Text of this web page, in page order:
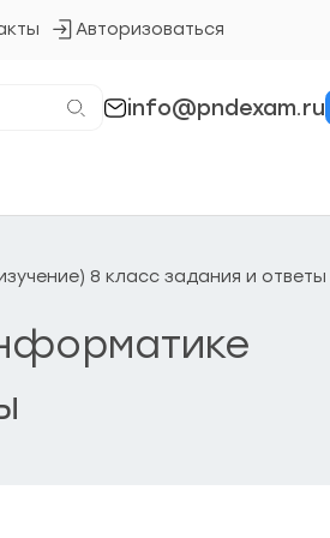
Авторизоваться
Кнопка
info@pndexam.ru
8 класс задания и ответы